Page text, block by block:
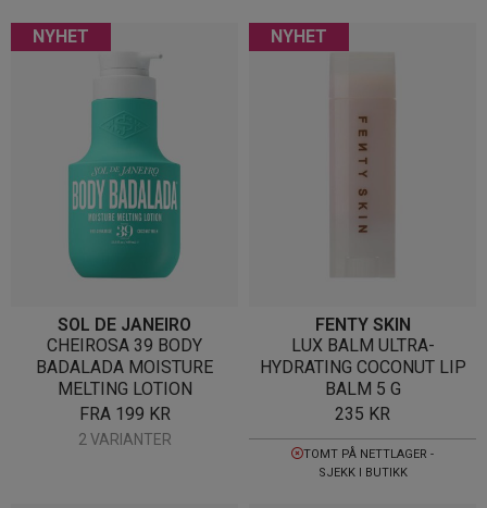
NYHET
SOL DE JANEIRO
CHEIROSA 39 BODY
BADALADA MOISTURE
MELTING LOTION
FRA 199 KR
2 VARIANTER
NYHET
FENTY SKIN
LUX BALM ULTRA-
HYDRATING COCONUT LIP
BALM 5 G
235 KR
TOMT PÅ NETTLAGER -
SJEKK I BUTIKK